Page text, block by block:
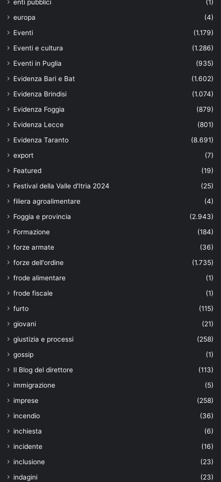
enti pubblici
(1)
europa
(4)
Eventi
(1.179)
Eventi e cultura
(1.286)
Eventi in Puglia
(935)
Evidenza Bari e Bat
(1.602)
Evidenza Brindisi
(1.074)
Evidenza Foggia
(879)
Evidenza Lecce
(801)
Evidenza Taranto
(8.691)
export
(7)
Featured
(19)
Festival della Valle d'Itria 2024
(25)
filiera agroalimentare
(4)
Foggia e provincia
(2.943)
Formazione
(184)
forze armate
(36)
forze dell'ordine
(1.735)
frode alimentare
(1)
frode fiscale
(1)
furto
(115)
giovani
(21)
giustizia e processi
(258)
gossip
(1)
Il Blog del direttore
(113)
immigrazione
(5)
imprese
(258)
incendio
(36)
inchiesta
(6)
incidente
(16)
inclusione
(23)
indagini
(23)